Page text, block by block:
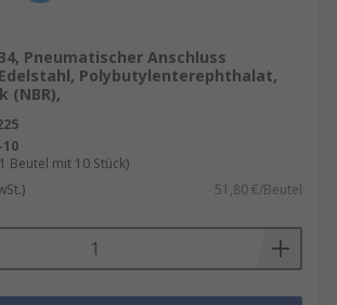
Pneumatischer Anschluss
Polybutylenterephthalat,
(NBR),
10
Beutel mit 10 Stück)
51,80 €/Beutel